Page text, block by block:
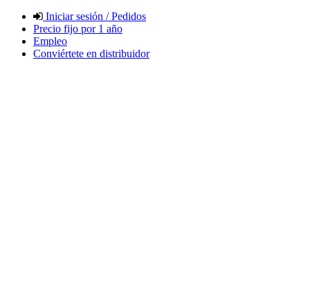
Iniciar sesión / Pedidos
Precio fijo por 1 año
Empleo
Conviértete en distribuidor